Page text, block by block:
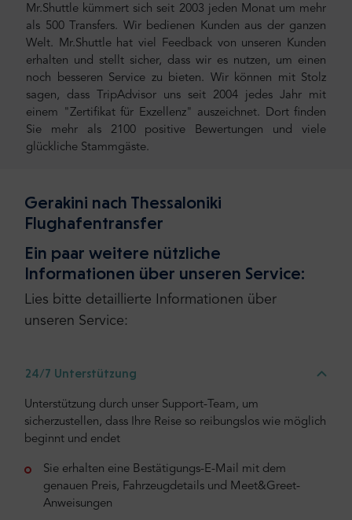
Mr.Shuttle kümmert sich seit 2003 jeden Monat um mehr
als 500 Transfers. Wir bedienen Kunden aus der ganzen
Welt. Mr.Shuttle hat viel Feedback von unseren Kunden
erhalten und stellt sicher, dass wir es nutzen, um einen
noch besseren Service zu bieten. Wir können mit Stolz
sagen, dass TripAdvisor uns seit 2004 jedes Jahr mit
einem "Zertifikat für Exzellenz" auszeichnet. Dort finden
Sie mehr als 2100 positive Bewertungen und viele
glückliche Stammgäste.
Gerakini nach Thessaloniki
Flughafentransfer
Ein paar weitere nützliche
Informationen über unseren Service:
Lies bitte detaillierte Informationen über
unseren Service:
24/7 Unterstützung
Unterstützung durch unser Support-Team, um
sicherzustellen, dass Ihre Reise so reibungslos wie möglich
beginnt und endet
Sie erhalten eine Bestätigungs-E-Mail mit dem
genauen Preis, Fahrzeugdetails und Meet&Greet-
Anweisungen